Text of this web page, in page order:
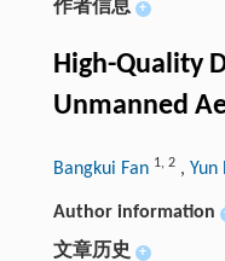
作者信息 +
High-Quality
Unmanned
Bangkui Fan 1, 2, Yun
Author information
文章历史 +